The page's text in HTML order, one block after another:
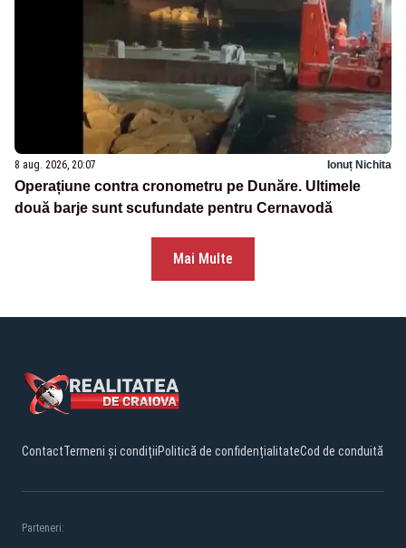
8 aug. 2026, 20:07 Ionuț Nichita
Operațiune contra cronometru pe Dunăre. Ultimele
două barje sunt scufundate pentru Cernavodă
Mai Multe
ContactTermeni și condițiiPolitică de confidențialitateCod de conduită
Parteneri: